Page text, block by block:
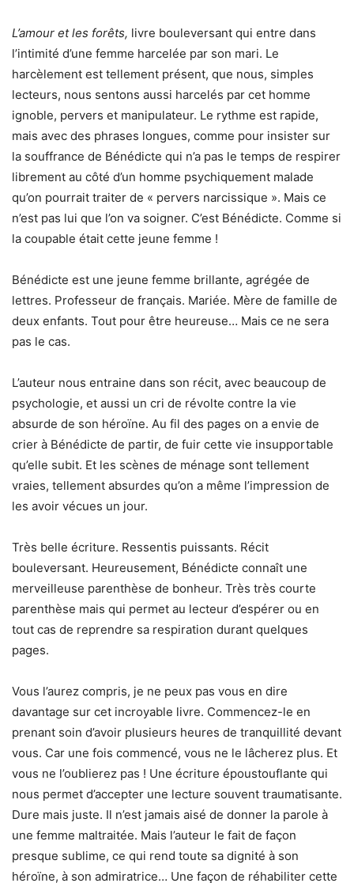
L’amour et les forêts, livre bouleversant qui entre dans
l’intimité d’une femme harcelée par son mari. Le
harcèlement est tellement présent, que nous, simples
lecteurs, nous sentons aussi harcelés par cet homme
ignoble, pervers et manipulateur. Le rythme est rapide,
mais avec des phrases longues, comme pour insister sur
la souffrance de Bénédicte qui n’a pas le temps de respirer
librement au côté d’un homme psychiquement malade
qu’on pourrait traiter de « pervers narcissique ». Mais ce
n’est pas lui que l’on va soigner. C’est Bénédicte. Comme si
la coupable était cette jeune femme !
Bénédicte est une jeune femme brillante, agrégée de
lettres. Professeur de français. Mariée. Mère de famille de
deux enfants. Tout pour être heureuse… Mais ce ne sera
pas le cas.
L’auteur nous entraine dans son récit, avec beaucoup de
psychologie, et aussi un cri de révolte contre la vie
absurde de son héroïne. Au fil des pages on a envie de
crier à Bénédicte de partir, de fuir cette vie insupportable
qu’elle subit. Et les scènes de ménage sont tellement
vraies, tellement absurdes qu’on a même l’impression de
les avoir vécues un jour.
Très belle écriture. Ressentis puissants. Récit
bouleversant. Heureusement, Bénédicte connaît une
merveilleuse parenthèse de bonheur. Très très courte
parenthèse mais qui permet au lecteur d’espérer ou en
tout cas de reprendre sa respiration durant quelques
pages.
Vous l’aurez compris, je ne peux pas vous en dire
davantage sur cet incroyable livre. Commencez-le en
prenant soin d’avoir plusieurs heures de tranquillité devant
vous. Car une fois commencé, vous ne le lâcherez plus. Et
vous ne l’oublierez pas ! Une écriture époustouflante qui
nous permet d’accepter une lecture souvent traumatisante.
Dure mais juste. Il n’est jamais aisé de donner la parole à
une femme maltraitée. Mais l’auteur le fait de façon
presque sublime, ce qui rend toute sa dignité à son
héroïne, à son admiratrice… Une façon de réhabiliter cette